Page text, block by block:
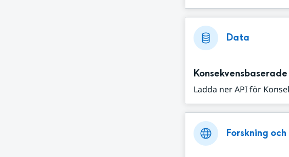
Data
Ladda ner API för
Forskning